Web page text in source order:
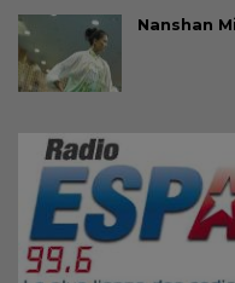
Nanshan